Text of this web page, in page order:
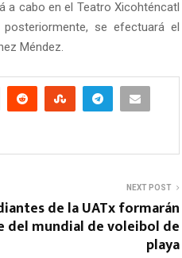
a cabo en el Teatro Xicohténcatl
se efectuará el
Méndez.
NEXT POST
de la UATx formarán
del mundial de voleibol de
playa
Favorite